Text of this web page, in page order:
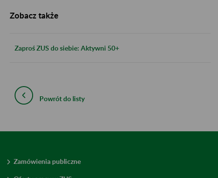
Zobacz także
Zaproś ZUS do siebie: Aktywni 50+
Powrót do listy
Zamówienia publiczne